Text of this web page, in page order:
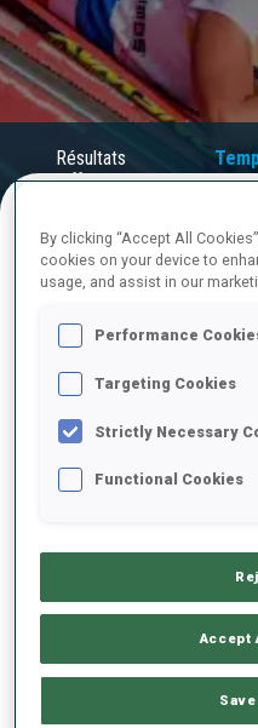
Résultats
Officiels
RÉSULTATS
L.
2 6 A. NEDZA-
UKR
4 2 E.
By clicking “Accept All
cookies on your device to
usage, and assist in our
Performance
Targeting Cookies
Strictly Necessary
Functional Cookies
Accept